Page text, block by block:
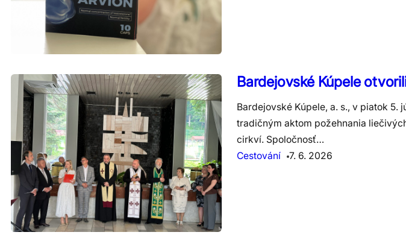
Bardejovské Kúpele
Bardejovské Kúpele, a. s., v piatok
tradičným aktom požehnania
cirkví. Spoločnosť…
Cestování
7. 6. 2026